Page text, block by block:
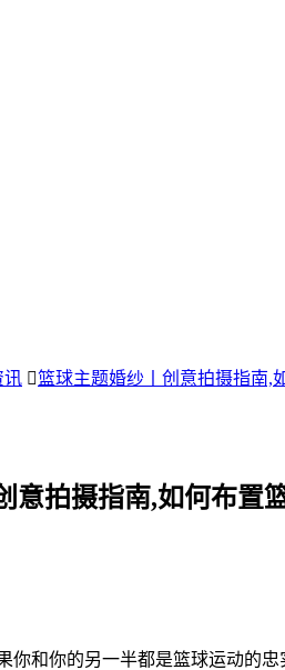
讯 篮球主题婚纱丨创意拍摄指南,
意拍摄指南,如何布置
和你的另一半都是篮球运动的